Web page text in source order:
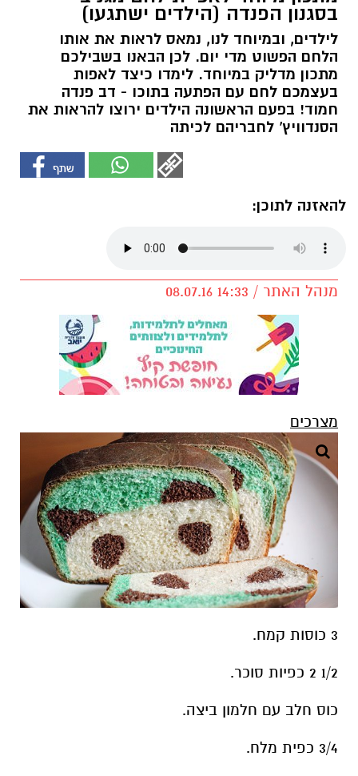
בסגנון הפנדה (הילדים ישתגעו)
לילדים, ובמיוחד לנו, נמאס לראות את אותו
הלחם הפשוט מדי יום. לכן הבאנו בשבילכם
מתכון מדליק במיוחד. לימדו כיצד לאפות
בעצמכם לחם עם הפתעה בתוכו - דב פנדה
חמוד! בפעם הראשונה הילדים ירוצו להראות את
הסנדוויץ' לחבריהם לכיתה
להאזנה לתוכן:
מנהל האתר / 14:33 08.07.16
מצרכים
3 כוסות קמח.
1/2 2 כפיות סוכר.
כוס חלב עם חלמון ביצה.
3/4 כפית מלח.